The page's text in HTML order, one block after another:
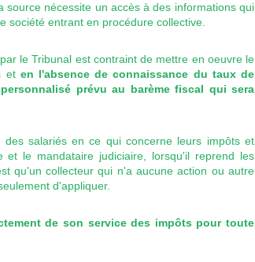
nécessite un accès à des informations qui
société entrant en procédure collective.
le Tribunal est contraint de mettre en oeuvre le
et en l'absence de connaissance du taux de
prévu au barème fiscal qui sera
des salariés en ce qui concerne leurs impôts et
le mandataire judiciaire, lorsqu'il reprend les
qu'un collecteur qui n'a aucune action ou autre
d'appliquer.
de son service des impôts pour toute